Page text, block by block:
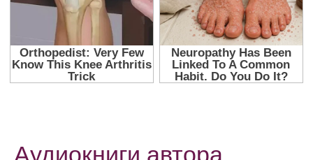
Аудиокниги автора